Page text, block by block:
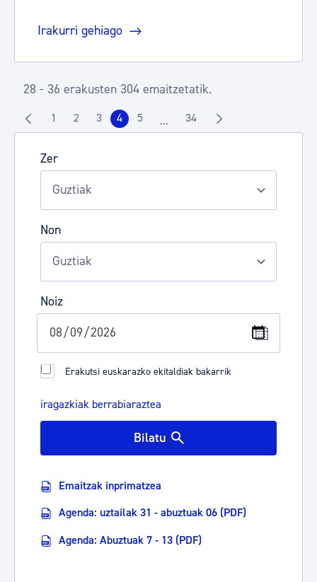
Zer
Non
Noiz
Erakutsi euskarazko ekitaldiak bakarrik
iragazkiak berrabiaraztea
Bilatu
Emaitzak inprimatzea
Agenda: uztailak 31 - abuztuak 06 (PDF)
Agenda: Abuztuak 7 - 13 (PDF)
Irakurri gehiago
28 - 36 erakusten 304 emaitzetatik.
Orrialdea
1 Orrialdea
2 Orrialdea
3 Orrialdea
4 Orrialdea
5 ...Intermediate Pages Use TAB to
Orrialdea
34